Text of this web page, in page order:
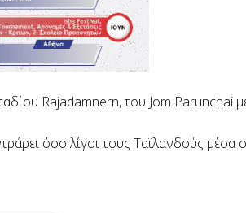
Rajadamnern, του Jom Parunchai
όσο λίγοι τους Ταϊλανδούς μέσα